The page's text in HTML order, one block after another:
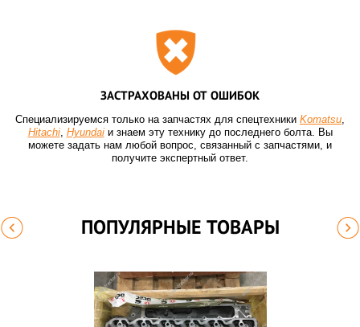
ЗАСТРАХОВАНЫ ОТ ОШИБОК
Специализируемся только на запчастях для спецтехники Komatsu,
Hitachi, Hyundaiи знаем эту технику до последнего болта. Вы
можете задать нам любой вопрос, связанный с запчастями, и
получите экспертный ответ.
ПОПУЛЯРНЫЕ ТОВАРЫ